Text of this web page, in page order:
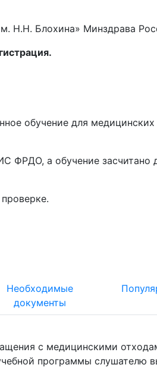
Н.Н. Блохина» Минздрава
обучение для
ФРДО, а обучение засчитано
.
Необходимые
документы
с медицинскими
программы слушателю